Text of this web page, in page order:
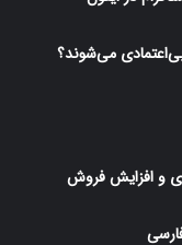
می‌شوند؟
و افزایش فروش